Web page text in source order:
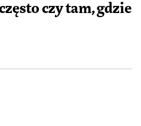
czy tam, gdzie